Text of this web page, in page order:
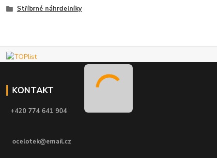
Stříbrné náhrdelníky
KONTAKT
+420 774 641 904
ocelotek@email.cz